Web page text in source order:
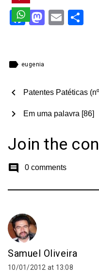
Facebook
Email
label eugenia
chevron_left Patentes Patéticas
Em uma palavra [86]
chevron_right
Join the
comment 0 comments
Samuel Oliveira
10/01/2012 at 13:08